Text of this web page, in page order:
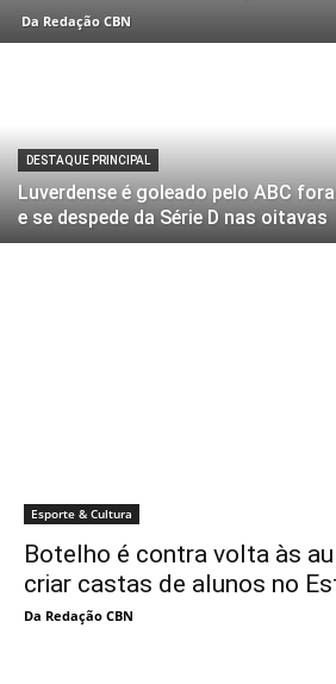
Da Redação CBN
DESTAQUE PRINCIPAL
Luverdense é goleado pelo ABC
e se despede da Série D nas oitavas
Esporte & Cultura
Botelho é contra volta às
criar castas de alunos no
Da Redação CBN